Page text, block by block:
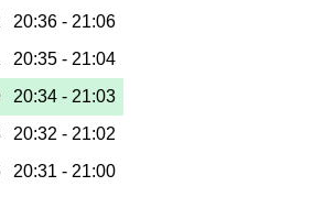
20:36 - 21:06
20:35 - 21:04
20:34 - 21:03
20:32 - 21:02
20:31 - 21:00